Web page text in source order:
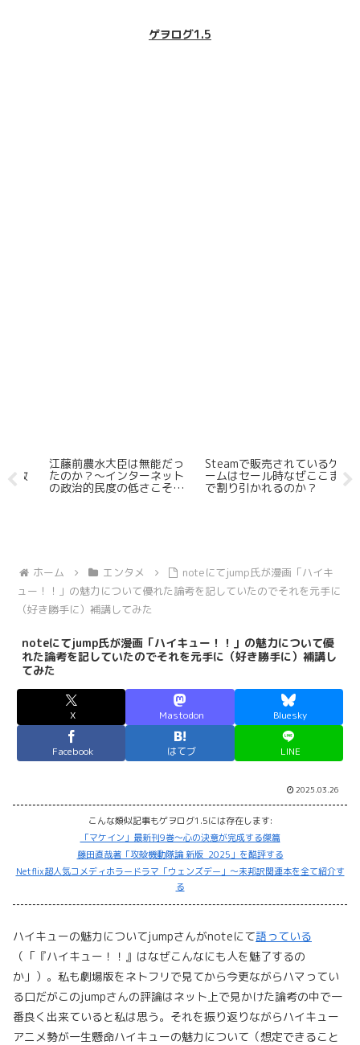
ゲヲログ1.5
江藤前農水大臣は無能だっ
たのか？～インターネット
の政治的民度の低さこそが
Steamで販売されているゲ
ームはセール時なぜここま
で割り引かれるのか？ か
ホーム エンタメ
noteにてjump氏が漫画「ハイキ
ュー！！」の魅力について優れた論考を記していたのでそれを元手に
（好き勝手に）補講してみた
noteにてjump氏が漫画「ハイキュー！！」の魅力について優
れた論考を記していたのでそれを元手に（好き勝手に）補講し
てみた
X Mastodon Bluesky
Facebook はてブ LINE
2025.03.26
こんな類似記事もゲヲログ1.5には存在します:
「マケイン」最新刊9巻～心の決意が完成する傑篇
藤田直哉著「攻殻機動隊論 新版_2025」を酷評する
Netflix超人気コメディホラードラマ「ウェンズデー」～未邦訳関連本を全て紹介す
る
ハイキューの魅力についてjumpさんがnoteにて語っている
（「『ハイキュー！！』はなぜこんなにも人を魅了するの
か」）。私も劇場版をネトフリで見てから今更ながらハマってい
る口だがこのjumpさんの評論はネット上で見かけた論考の中で一
番良く出来ていると私は思う。それを振り返りながらハイキュー
アニメ勢が一生懸命ハイキューの魅力について（想定できること